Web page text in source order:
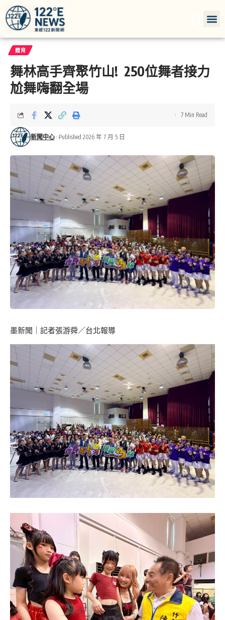
體育
舞林高手齊聚竹山! 250位舞者接力
尬舞嗨翻全場
新聞中心 Published 2026 年 7 月 5 日
7 Min Read
墨新聞 ｜記者張游舜／台北報導